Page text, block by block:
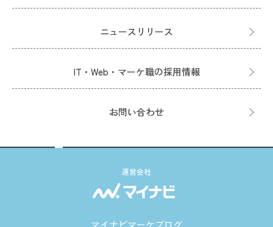
ニュースリリース
IT・Web・マーケ職の採用情報
お問い合わせ
運営会社